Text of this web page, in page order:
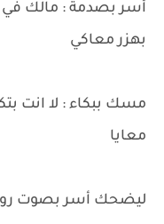
أسر بصدمة : مالك في
بهزر معاكي
مسك ببكاء : لا انت
معايا
ليضحك أسر بصوت